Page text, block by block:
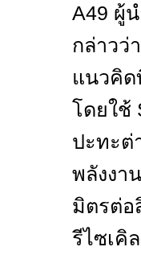
A49 ผู้
กล่าวว่
แนวคิด
โดยใช้
ปะทะต่
พลังงา
มิตรต่อ
รีไซเคิ